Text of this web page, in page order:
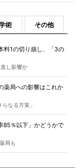
術 その他
料1の切り崩し、「3の
し影響か
薬局への影響はこれか
なる方策」
85％以下」かどうかで
局も